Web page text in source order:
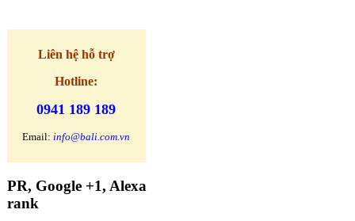
Liên hệ hỗ trợ
Hotline:
0941 189 189
Email: info@bali.com.vn
PR, Google +1, Alexa
rank